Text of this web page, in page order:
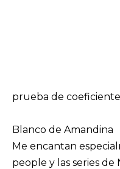
prueba de
Blanco de Amandina
Me encantan
people y las series de